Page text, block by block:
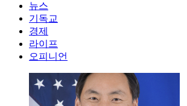
뉴스
기독교
경제
라이프
오피니언